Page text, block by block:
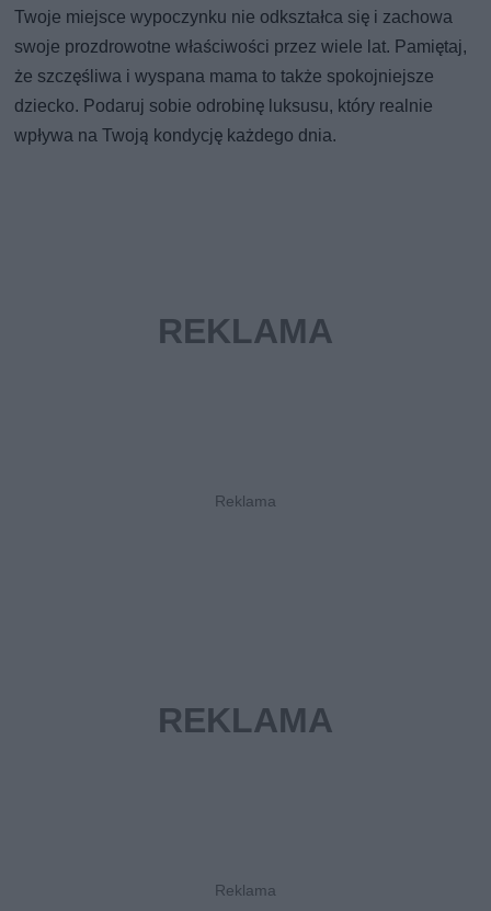
Twoje miejsce wypoczynku nie odkształca się i zachowa
swoje prozdrowotne właściwości przez wiele lat. Pamiętaj,
że szczęśliwa i wyspana mama to także spokojniejsze
dziecko. Podaruj sobie odrobinę luksusu, który realnie
wpływa na Twoją kondycję każdego dnia.